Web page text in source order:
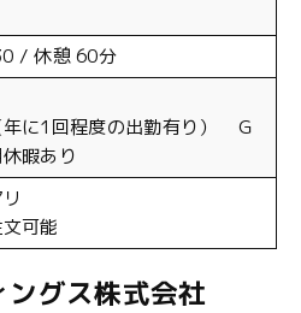
/ 休憩 60分
年に1回程度の出勤有り） Ｇ
暇あり
可能
グス株式会社